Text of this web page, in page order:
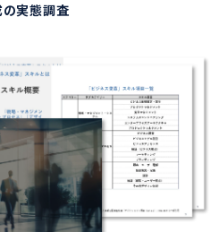
実態調査